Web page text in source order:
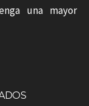
una mayor